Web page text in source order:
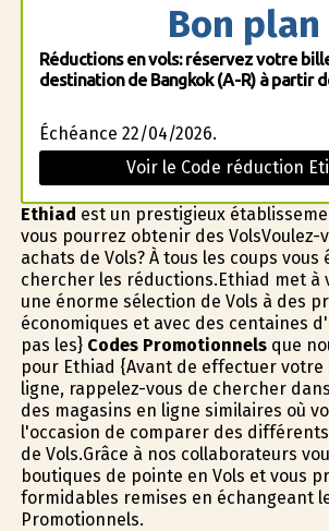
Bon plan
Réductions en vols: réservez votre
destination de Bangkok (A-R) à partir
Échéance 22/04/2026.
Voir le Code réduction
Ethiad est un prestigieux
vous pourrez obtenir des VolsVoulez-
achats de Vols? À tous les coups
chercher les réductions.Ethiad met à
une énorme sélection de Vols à des
économiques et avec des centaines
pas les} Codes Promotionnelsque
pour Ethiad {Avant de effectuer votre
ligne, rappelez-vous de chercher
des magasins en ligne similaires où
l'occasion de comparer des
de Vols.Grâce à nos collaborateurs
boutiques de pointe en Vols et vous
formidables remises en échangeant
Promotionnels.